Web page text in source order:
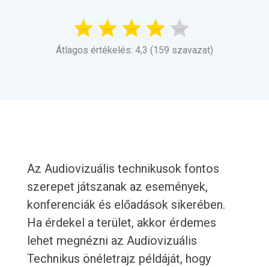
Átlagos értékelés: 4,3 (159 szavazat)
Az Audiovizuális technikusok fontos
szerepet játszanak az események,
konferenciák és előadások sikerében.
Ha érdekel a terület, akkor érdemes
lehet megnézni az Audiovizuális
Technikus önéletrajz példáját, hogy